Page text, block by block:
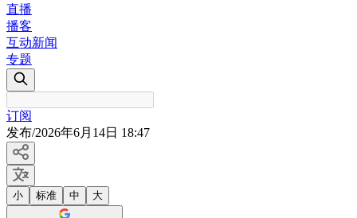
直播
播客
互动新闻
专题
订阅
发布/2026年6月14日 18:47
小 标准 中 大